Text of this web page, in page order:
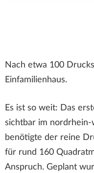
Nach etwa 100
Einfamilienhaus.
Es ist so weit: Das
sichtbar im nordrhein-
benötigte der reine
für rund 160
Anspruch. Geplant